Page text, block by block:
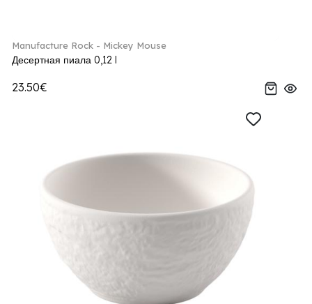
Manufacture Rock - Mickey Mouse
Десертная пиала 0,12 l
23.50€